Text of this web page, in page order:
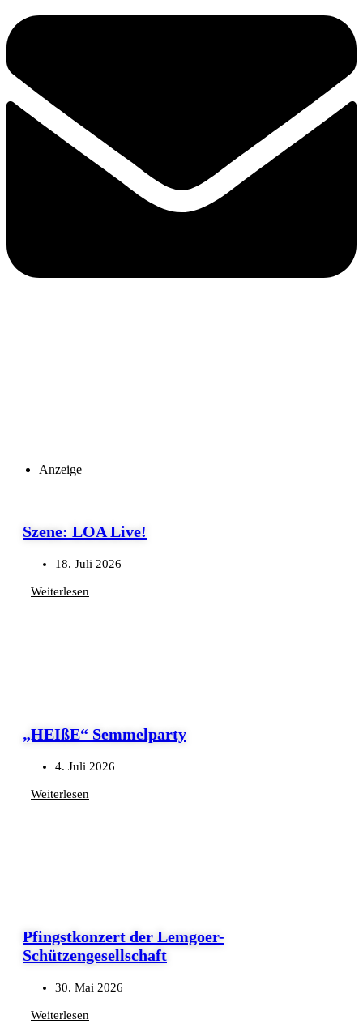
Anzeige
Szene: LOA Live!
18. Juli 2026
Weiterlesen
„HEIßE“ Semmelparty
4. Juli 2026
Weiterlesen
Pfingstkonzert der Lemgoer-
Schützengesellschaft
30. Mai 2026
Weiterlesen